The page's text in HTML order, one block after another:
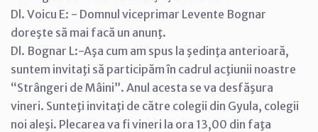
Dl. Voicu E: - Domnul viceprimar Levente Bognar
doreşte să mai facă un anunţ.
Dl. Bognar L:-Aşa cum am spus la şedinţa anterioară,
suntem invitaţi să participăm în cadrul acţiunii noastre
“Strângeri de Mâini”. Anul acesta se va desfăşura
vineri. Sunteţi invitaţi de către colegii din Gyula, colegii
noi aleşi. Plecarea va fi vineri la ora 13,00 din faţa